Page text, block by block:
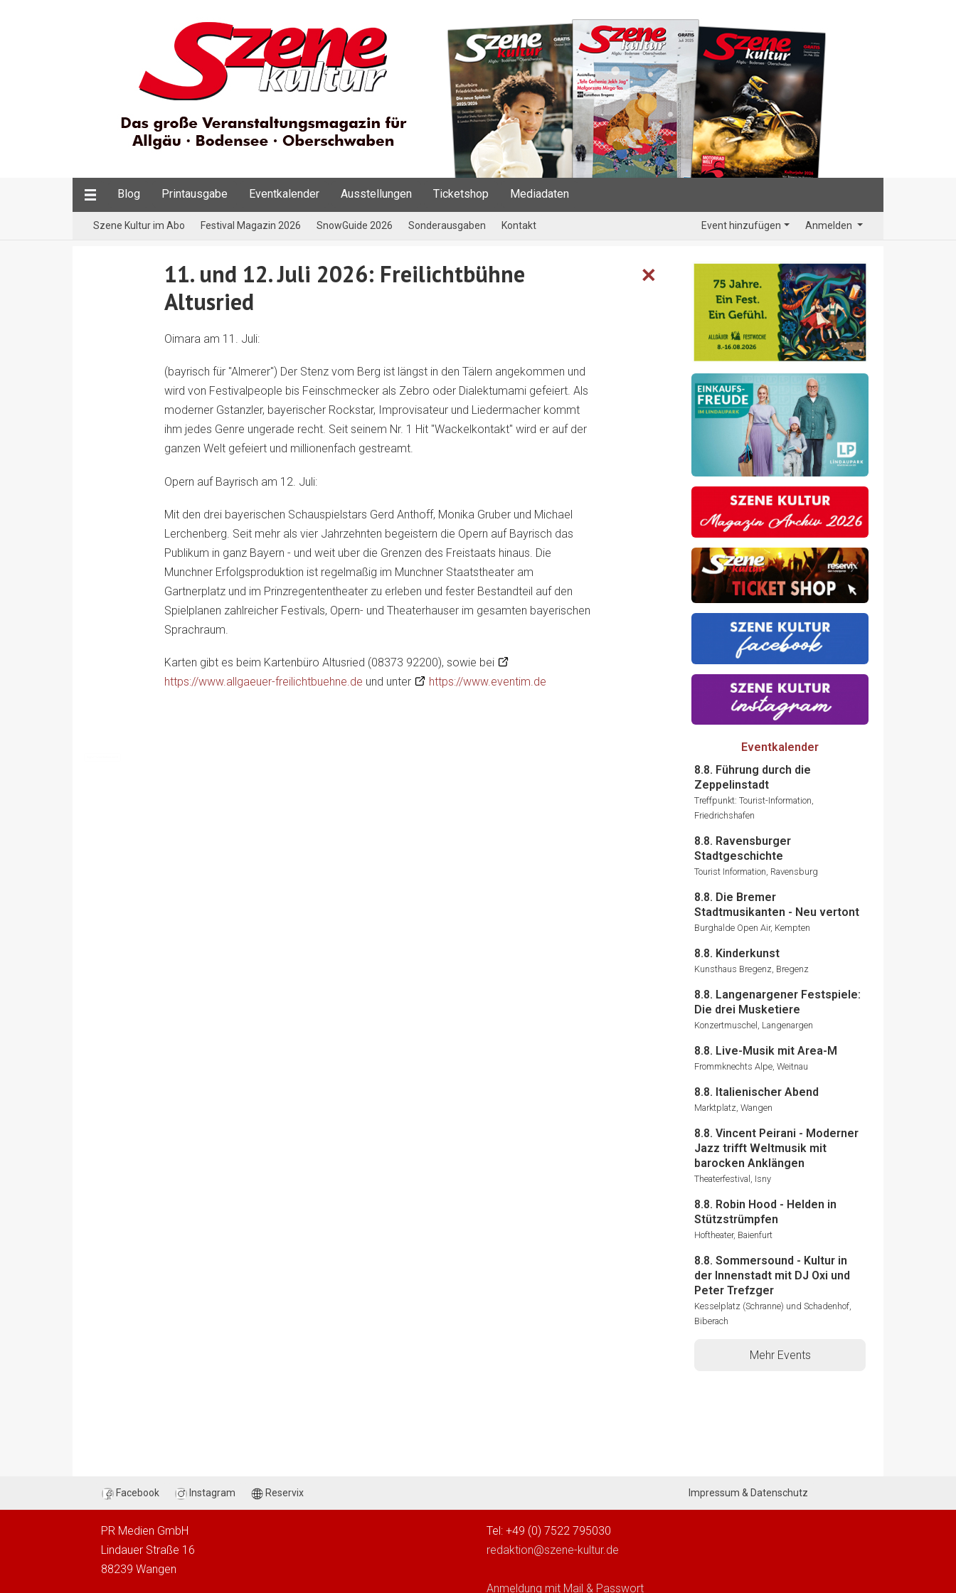
Blog Printausgabe Eventkalender Ausstellungen Ticketshop Mediadaten
Szene Kultur im Abo Festival Magazin 2026 SnowGuide 2026 Sonderausgaben Kontakt Event hinzufügen Anmelden
✕
11. und 12. Juli 2026: Freilichtbühne
Altusried
Oimara am 11. Juli:
(bayrisch für "Almerer") Der Stenz vom Berg ist längst in den Tälern angekommen und
wird von Festivalpeople bis Feinschmecker als Zebro oder Dialektumami gefeiert. Als
moderner Gstanzler, bayerischer Rockstar, Improvisateur und Liedermacher kommt
ihm jedes Genre ungerade recht. Seit seinem Nr. 1 Hit "Wackelkontakt" wird er auf der
ganzen Welt gefeiert und millionenfach gestreamt.
Opern auf Bayrisch am 12. Juli:
Mit den drei bayerischen Schauspielstars Gerd Anthoff, Monika Gruber und Michael
Lerchenberg. Seit mehr als vier Jahrzehnten begeistern die Opern auf Bayrisch das
Publikum in ganz Bayern - und weit uber die Grenzen des Freistaats hinaus. Die
Munchner Erfolgsproduktion ist regelmaßig im Munchner Staatstheater am
Gartnerplatz und im Prinzregententheater zu erleben und fester Bestandteil auf den
Spielplanen zahlreicher Festivals, Opern- und Theaterhauser im gesamten bayerischen
Sprachraum.
Karten gibt es beim Kartenbüro Altusried (08373 92200), sowie bei
https://www.allgaeuer-freilichtbuehne.de und unter https://www.eventim.de
Eventkalender
8.8. Führung durch die
Zeppelinstadt
Treffpunkt: Tourist-Information,
Friedrichshafen
8.8. Ravensburger
Stadtgeschichte
Tourist Information, Ravensburg
8.8. Die Bremer
Stadtmusikanten - Neu vertont
Burghalde Open Air, Kempten
8.8. Kinderkunst
Kunsthaus Bregenz, Bregenz
8.8. Langenargener Festspiele:
Die drei Musketiere
Konzertmuschel, Langenargen
8.8. Live-Musik mit Area-M
Frommknechts Alpe, Weitnau
8.8. Italienischer Abend
Marktplatz, Wangen
8.8. Vincent Peirani - Moderner
Jazz trifft Weltmusik mit
barocken Anklängen
Theaterfestival, Isny
8.8. Robin Hood - Helden in
Stützstrümpfen
Hoftheater, Baienfurt
8.8. Sommersound - Kultur in
der Innenstadt mit DJ Oxi und
Peter Trefzger
Kesselplatz (Schranne) und Schadenhof,
Biberach
Mehr Events
Facebook Instagram Reservix Impressum & Datenschutz
PR Medien GmbH
Lindauer Straße 16
88239 Wangen
Tel: +49 (0) 7522 795030
redaktion@szene-kultur.de
Anmeldung mit Mail & Passwort